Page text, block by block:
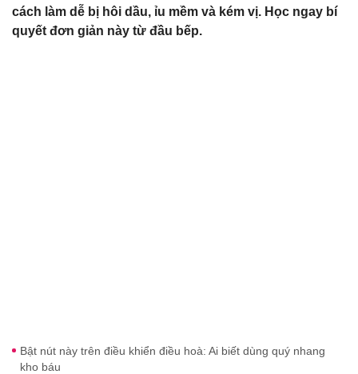
cách làm dễ bị hôi dầu, ỉu mềm và kém vị. Học ngay bí
quyết đơn giản này từ đầu bếp.
Bật nút này trên điều khiển điều hoà: Ai biết dùng quý nhang
kho báu